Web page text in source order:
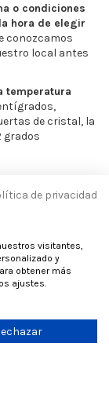
o condiciones
hora de elegir
conozcamos
local antes
temperatura
de cristal, la
grados
mesas
a explicaros
de mesa de
perfectas
de privacidad
visitantes,
y
obtener más
ajustes.